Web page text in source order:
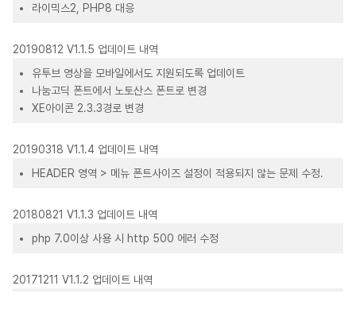
라이믹스2, PHP8 대응
20190812 V1.1.5 업데이트 내역
유투브 영상을 모바일에서도 지원되도록 업데이트
나눔고딕 폰트에서 노토산스 폰트로 변경
XE아이콘 2.3.3경로 변경
20190318 V1.1.4 업데이트 내역
HEADER 영역 > 메뉴 폰트사이즈 설정이 적용되지 않는 문제 수정.
20180821 V1.1.3 업데이트 내역
php 7.0이상 사용 시 http 500 에러 수정
20171211 V1.1.2 업데이트 내역